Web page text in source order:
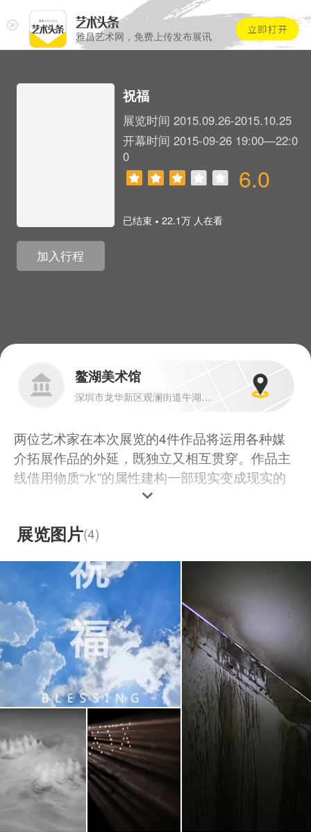
雅昌艺术网，免费上传发布展讯
祝福
展览时间 2015.09.26-2015.10.25
开幕时间 2015-09-26 19:00—22:0
0
6.0
已结束 . 22.1万 人在看
加入行程
鳌湖美术馆
深圳市龙华新区观澜街道牛湖老村 鳌湖艺术村
两位艺术家在本次展览的4件作品将运用各种媒
介拓展作品的外延，既独立又相互贯穿。作品主
线借用物质“水”的属性建构一部现实变成现实的
游戏，试图激发观者的内部情绪并带来思考。被
释放冷酷又带些机械式的温度，随即被火热的幻
节奏，呈现多重的观看和体验，并用东方式的缓
慢淡然的审美，把作品的动机淹没在环境中。
展览图片(4)